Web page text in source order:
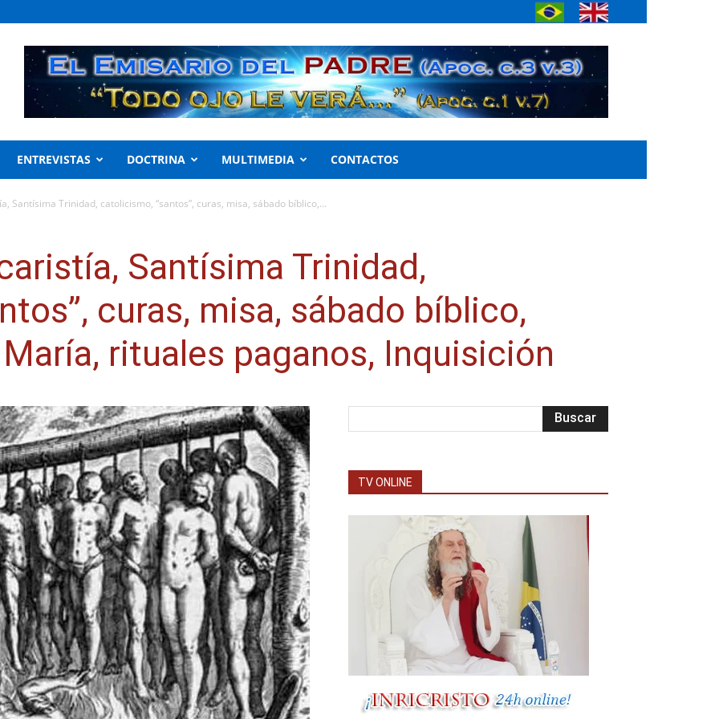
ENTREVISTAS DOCTRINA MULTIMEDIA CONTACTOS
Santísima Trinidad, catolicismo, “santos”, curas, misa, sábado bíblico,...
Santísima Trinidad,
curas, misa, sábado bíblico,
rituales paganos, Inquisición
TV ONLINE